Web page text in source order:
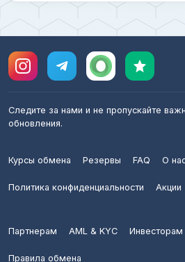
Следите за нами и не пропускайте
обновления.
Курсы обмена Резервы FAQ О
Политика конфиденциальности Акции
Партнерам AML & KYC Инвесторам
Правила обмена